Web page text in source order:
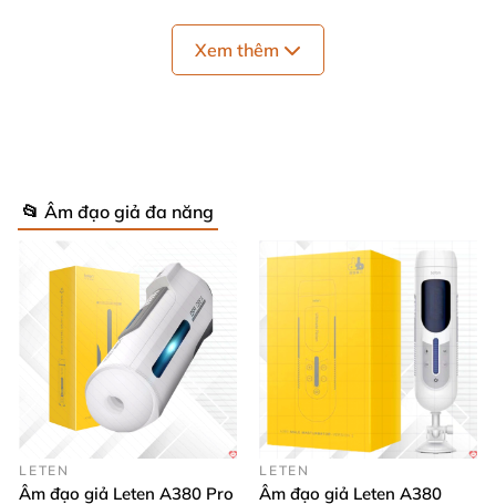
Âm đạo giả Yeain Tifforun UFO người bạn đồng
hành tuyệt vời cho phái mạnh
, đây còn là công cụ giúp cải thiện khả năng
kiểm soát xuất tinhvà tăng độ nhạy cảmcủa dương
Xem thêm
📂 Âm đạo giả đa năng
LETEN
Âm đạo giả Leten A380 Pro
LETEN
Âm đạo giả Leten A380